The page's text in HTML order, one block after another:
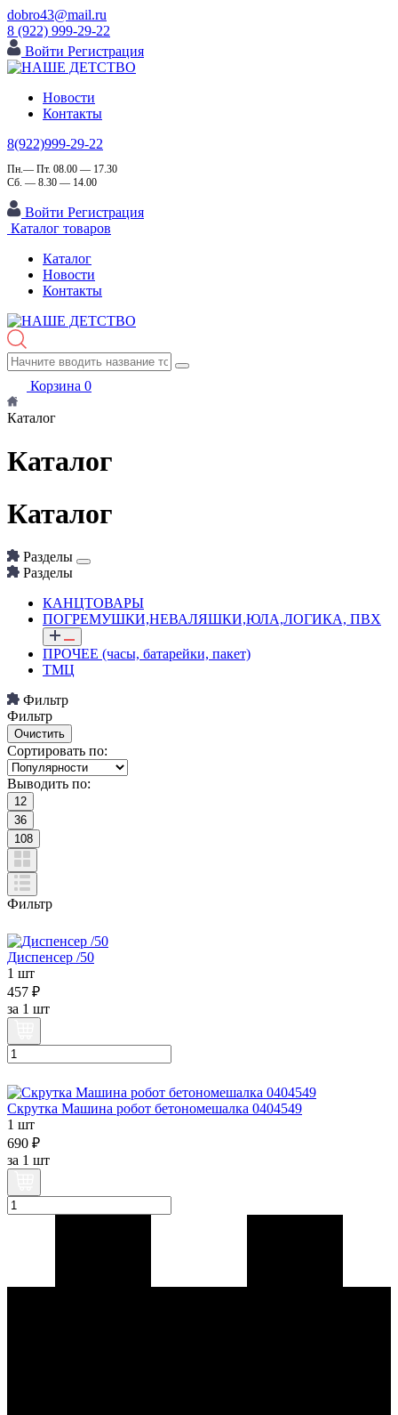
dobro43@mail.ru
8 (922) 999-29-22
Войти Регистрация
Новости
Контакты
8(922)999-29-22
Пн.— Пт. 08.00 — 17.30
Сб. — 8.30 — 14.00
Войти Регистрация
Каталог товаров
Каталог
Новости
Контакты
Корзина 0
Каталог
Каталог
Каталог
Разделы
Разделы
КАНЦТОВАРЫ
ПОГРЕМУШКИ,НЕВАЛЯШКИ,ЮЛА,ЛОГИКА, ПВХ
ПРОЧЕЕ (часы, батарейки, пакет)
ТМЦ
Фильтр
Фильтр
Сортировать по:
Выводить по:
12
36
108
Фильтр
Диспенсер /50
1 шт
457 ₽
за 1 шт
Скрутка Машина робот бетономешалка 0404549
1 шт
690 ₽
за 1 шт